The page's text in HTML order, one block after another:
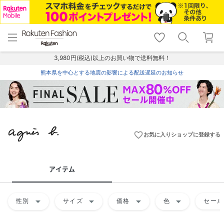
menu home
トップ
shopping_cart lock_outline
ログイン
3,980円(税込)以上のお買い物で送料無料！
熊本県を中心とする地震の影響による配送遅延のお知らせ
favorite_borderお気に入りショップに登録する
アイテム
性別 arrow_drop_down サイズ arrow_drop_down 価格 arrow_drop_down 色 arrow_drop_down セール